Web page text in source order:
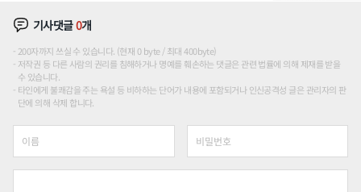
기사댓글0개
200자까지 쓰실 수 있습니다. (현재 0 byte / 최대 400byte)
저작권 등 다른 사람의 권리를 침해하거나 명예를 훼손하는 댓글은 관련 법률에 의해 제재를 받을
수 있습니다.
타인에게 불쾌감을 주는 욕설 등 비하하는 단어가 내용에 포함되거나 인신공격성 글은 관리자의 판
단에 의해 삭제 합니다.